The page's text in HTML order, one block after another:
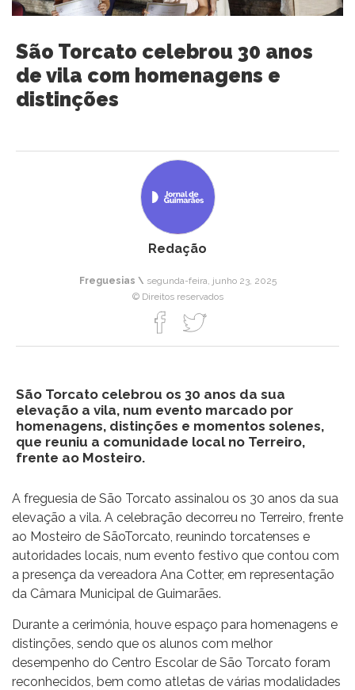
São Torcato celebrou 30 anos
de vila com homenagens e
distinções
Redação
Freguesias \ segunda-feira, junho 23, 2025
© Direitos reservados
São Torcato celebrou os 30 anos da sua
elevação a vila, num evento marcado por
homenagens, distinções e momentos solenes,
que reuniu a comunidade local no Terreiro,
frente ao Mosteiro.
A freguesia de São Torcato assinalou os 30 anos da sua
elevação a vila. A celebração decorreu no Terreiro, frente
ao Mosteiro de SãoTorcato, reunindo torcatenses e
autoridades locais, num evento festivo que contou com
a presença da vereadora Ana Cotter, em representação
da Câmara Municipal de Guimarães.
Durante a cerimónia, houve espaço para homenagens e
distinções, sendo que os alunos com melhor
desempenho do Centro Escolar de São Torcato foram
reconhecidos, bem como atletas de várias modalidades